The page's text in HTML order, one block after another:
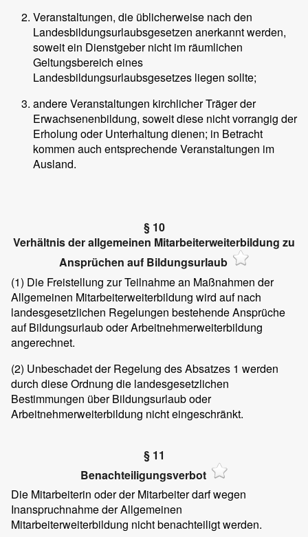
Veranstaltungen, die üblicherweise nach den
Landesbildungsurlaubsgesetzen anerkannt werden,
soweit ein Dienstgeber nicht im räumlichen
Geltungsbereich eines
Landesbildungsurlaubsgesetzes liegen sollte;
andere Veranstaltungen kirchlicher Träger der
Erwachsenenbildung, soweit diese nicht vorrangig der
Erholung oder Unterhaltung dienen; in Betracht
kommen auch entsprechende Veranstaltungen im
Ausland.
§ 10
Verhältnis der allgemeinen Mitarbeiterweiterbildung zu
Ansprüchen auf Bildungsurlaub
(1) Die Freistellung zur Teilnahme an Maßnahmen der
Allgemeinen Mitarbeiterweiterbildung wird auf nach
landesgesetzlichen Regelungen bestehende Ansprüche
auf Bildungsurlaub oder Arbeitnehmerweiterbildung
angerechnet.
(2) Unbeschadet der Regelung des Absatzes 1 werden
durch diese Ordnung die landesgesetzlichen
Bestimmungen über Bildungsurlaub oder
Arbeitnehmerweiterbildung nicht eingeschränkt.
§ 11
Benachteiligungsverbot
Die Mitarbeiterin oder der Mitarbeiter darf wegen
Inanspruchnahme der Allgemeinen
Mitarbeiterweiterbildung nicht benachteiligt werden.